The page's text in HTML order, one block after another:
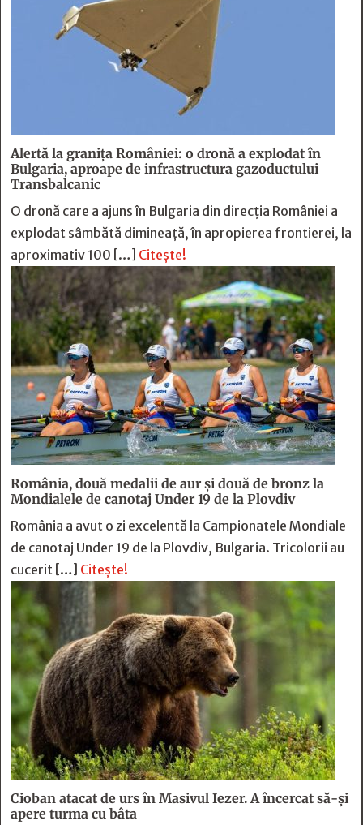
Alertă la granița României: o dronă a explodat în
Bulgaria, aproape de infrastructura gazoductului
Transbalcanic
O dronă care a ajuns în Bulgaria din direcția României a
explodat sâmbătă dimineață, în apropierea frontierei, la
aproximativ 100 […] Citește!
România, două medalii de aur și două de bronz la
Mondialele de canotaj Under 19 de la Plovdiv
România a avut o zi excelentă la Campionatele Mondiale
de canotaj Under 19 de la Plovdiv, Bulgaria. Tricolorii au
cucerit […] Citește!
Cioban atacat de urs în Masivul Iezer. A încercat să-și
apere turma cu bâta